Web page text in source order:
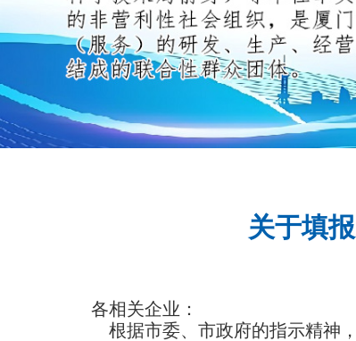
关于填
各相关企业：
根据市委、市政府的指示精神